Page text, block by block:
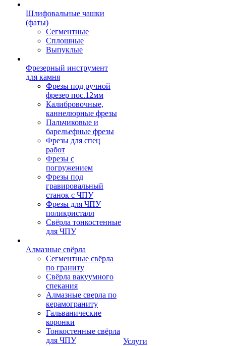
Шлифовальные чашки
(фаты)
Сегментные
Сплошные
Выпуклые
Фрезерный инструмент
для камня
Фрезы под ручной
фрезер пос.12мм
Калибровочные,
каннелюрные фрезы
Пальчиковые и
барельефные фрезы
Фрезы для спец
работ
Фрезы с
погружением
Фрезы под
гравировальный
станок с ЧПУ
Фрезы для ЧПУ
поликристалл
Свёрла тонкостенные
для ЧПУ
Алмазные свёрла
Сегментные свёрла
по граниту
Свёрла вакуумного
спекания
Алмазные сверла по
керамограниту
Гальванические
коронки
Тонкостенные свёрла
для ЧПУ
Услуги